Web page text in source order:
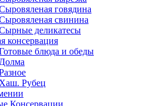
говядина
свинина
деликатесы
консервация
блюда и обеды
Долма
Хаш. Рубец
Консервации